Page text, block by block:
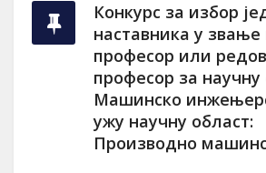
Конкурс за избор
наставника у
професор или
професор за научну
Машинско
ужу научну област:
Производно